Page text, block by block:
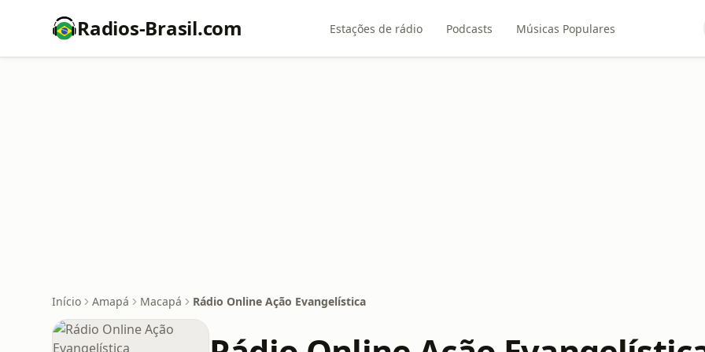
Radios-Brasil.com Estações de rádio Podcasts Músicas Populares
Início Amapá Macapá Rádio Online Ação Evangelística